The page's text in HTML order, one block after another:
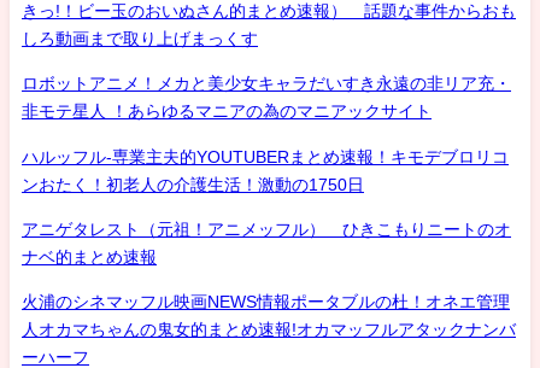
きっ!！ビー玉のおいぬさん的まとめ速報） 話題な事件からおも
しろ動画まで取り上げまっくす
ロボットアニメ！メカと美少女キャラだいすき永遠の非リア充・
非モテ星人 ！あらゆるマニアの為のマニアックサイト
ハルッフル-専業主夫的YOUTUBERまとめ速報！キモデブロリコ
ンおたく！初老人の介護生活！激動の1750日
アニゲタレスト（元祖！アニメッフル） ひきこもりニートのオ
ナベ的まとめ速報
火浦のシネマッフル映画NEWS情報ポータブルの杜！オネエ管理
人オカマちゃんの鬼女的まとめ速報!オカマッフルアタックナンバ
ーハーフ